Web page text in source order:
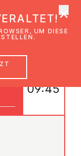
09:45
UM DIESE
×